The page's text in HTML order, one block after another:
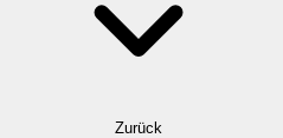
Zurück